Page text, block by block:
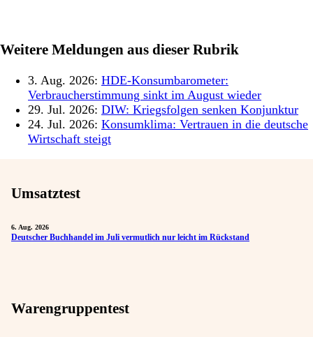
Weitere Meldungen aus dieser Rubrik
3. Aug. 2026: HDE-Konsumbarometer:
Verbraucherstimmung sinkt im August wieder
29. Jul. 2026: DIW: Kriegsfolgen senken Konjunktur
24. Jul. 2026: Konsumklima: Vertrauen in die deutsche
Wirtschaft steigt
Umsatztest
6. Aug. 2026
Deutscher Buchhandel im Juli vermutlich nur leicht im Rückstand
Warengruppentest